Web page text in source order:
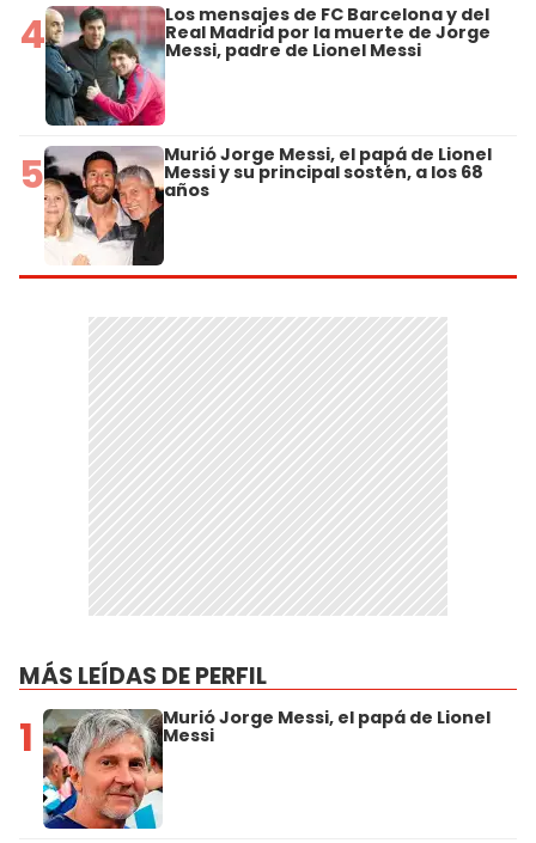
4 Los mensajes de FC Barcelona y del
Real Madrid por la muerte de Jorge
Messi, padre de Lionel Messi
5 Murió Jorge Messi, el papá de Lionel
Messi y su principal sostén, a los 68
años
MÁS LEÍDAS DE PERFIL
1 Murió Jorge Messi, el papá de Lionel
Messi